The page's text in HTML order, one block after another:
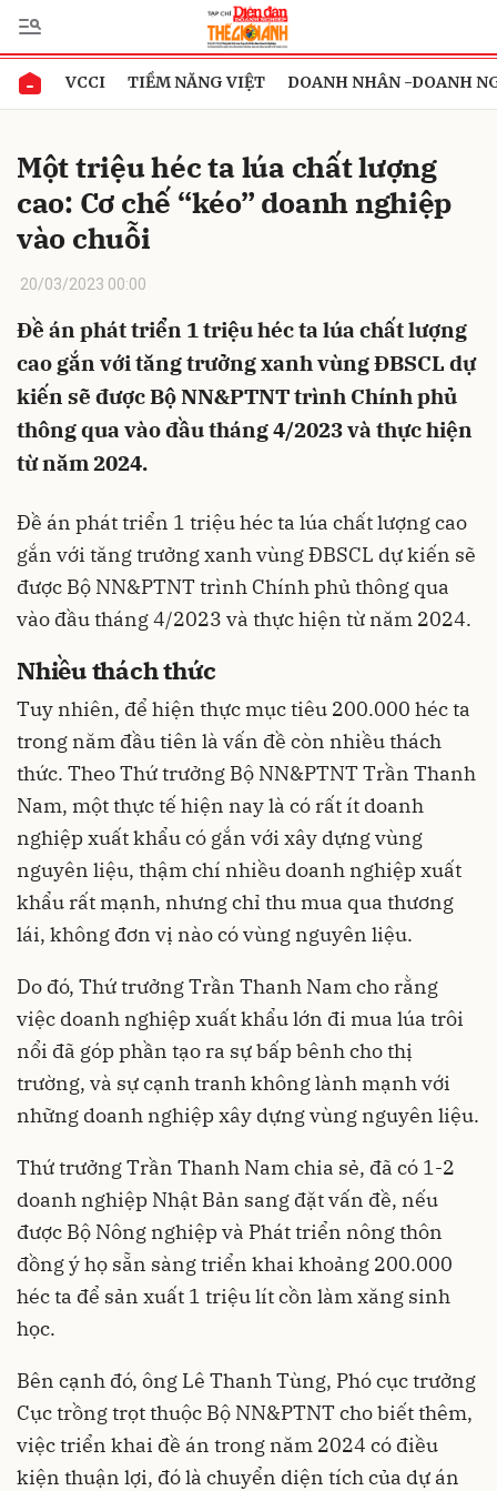
VCCI TIỀM NĂNG VIỆT DOANH NHÂN -DOANH
Một triệu héc ta lúa chất lượng
cao: Cơ chế “kéo” doanh nghiệp
vào chuỗi
20/03/2023 00:00
Đề án phát triển 1 triệu héc ta lúa chất lượng
cao gắn với tăng trưởng xanh vùng ĐBSCL dự
kiến sẽ được Bộ NN&PTNT trình Chính phủ
thông qua vào đầu tháng 4/2023 và thực hiện
từ năm 2024.
Đề án phát triển 1 triệu héc ta lúa chất lượng cao
gắn với tăng trưởng xanh vùng ĐBSCL dự kiến sẽ
được Bộ NN&PTNT trình Chính phủ thông qua
vào đầu tháng 4/2023 và thực hiện từ năm 2024.
Nhiều thách thức
Tuy nhiên, để hiện thực mục tiêu 200.000 héc ta
trong năm đầu tiên là vấn đề còn nhiều thách
thức. Theo Thứ trưởng Bộ NN&PTNT Trần Thanh
Nam, một thực tế hiện nay là có rất ít doanh
nghiệp xuất khẩu có gắn với xây dựng vùng
nguyên liệu, thậm chí nhiều doanh nghiệp xuất
khẩu rất mạnh, nhưng chỉ thu mua qua thương
lái, không đơn vị nào có vùng nguyên liệu.
Do đó, Thứ trưởng Trần Thanh Nam cho rằng
việc doanh nghiệp xuất khẩu lớn đi mua lúa trôi
nổi đã góp phần tạo ra sự bấp bênh cho thị
trường, và sự cạnh tranh không lành mạnh với
những doanh nghiệp xây dựng vùng nguyên liệu.
Thứ trưởng Trần Thanh Nam chia sẻ, đã có 1-2
doanh nghiệp Nhật Bản sang đặt vấn đề, nếu
được Bộ Nông nghiệp và Phát triển nông thôn
đồng ý họ sẵn sàng triển khai khoảng 200.000
héc ta để sản xuất 1 triệu lít cồn làm xăng sinh
học.
Bên cạnh đó, ông Lê Thanh Tùng, Phó cục trưởng
Cục trồng trọt thuộc Bộ NN&PTNT cho biết thêm,
việc triển khai đề án trong năm 2024 có điều
kiện thuận lợi, đó là chuyển diện tích của dự án
Gửi bình luận
Hủy Gửi